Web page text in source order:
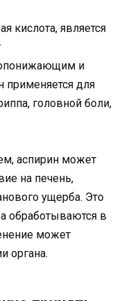
кислота, является
и
для
головной боли,
аспирин может
на печень,
ущерба. Это
обработываются в
может
органа.